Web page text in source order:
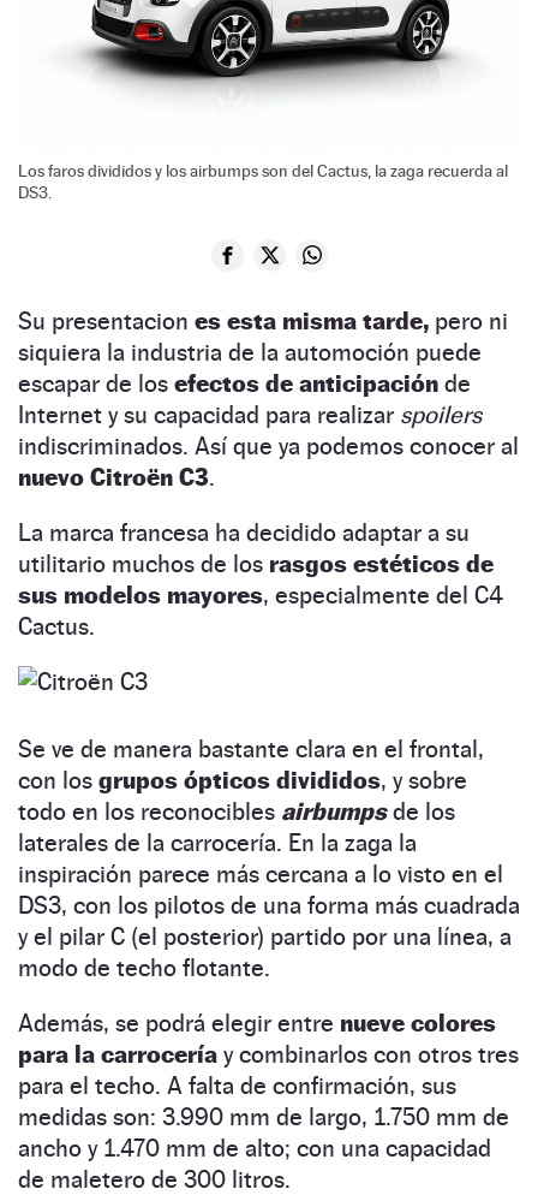
Los faros divididos y los airbumps son del Cactus, la zaga recuerda al
DS3.
Su presentacion es esta misma tarde, pero ni
siquiera la industria de la automoción puede
escapar de los efectos de anticipación de
Internet y su capacidad para realizar spoilers
indiscriminados. Así que ya podemos conocer al
nuevo Citroën C3.
La marca francesa ha decidido adaptar a su
utilitario muchos de los rasgos estéticos de
sus modelos mayores, especialmente del C4
Cactus.
Se ve de manera bastante clara en el frontal,
con los grupos ópticos divididos, y sobre
todo en los reconocibles airbumpsde los
laterales de la carrocería. En la zaga la
inspiración parece más cercana a lo visto en el
DS3, con los pilotos de una forma más cuadrada
y el pilar C (el posterior) partido por una línea, a
modo de techo flotante.
Además, se podrá elegir entre nueve colores
para la carrocería y combinarlos con otros tres
para el techo. A falta de confirmación, sus
medidas son: 3.990 mm de largo, 1.750 mm de
ancho y 1.470 mm de alto; con una capacidad
de maletero de 300 litros.